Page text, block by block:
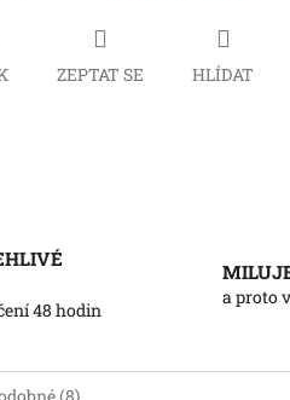
ZEPTAT SE HLÍDAT
48 hodin
a proto